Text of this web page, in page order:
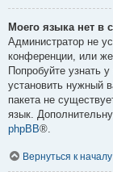
Моего языка нет в
Администратор не
конференции, или
Попробуйте узнать
установить нужный
пакета не
язык.
phpBB®.
Вернуться к началу